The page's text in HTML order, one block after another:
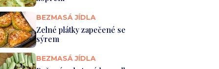
BEZMASÁ JÍDLA
Zelné plátky zapečené se
sýrem
BEZMASÁ JÍDLA